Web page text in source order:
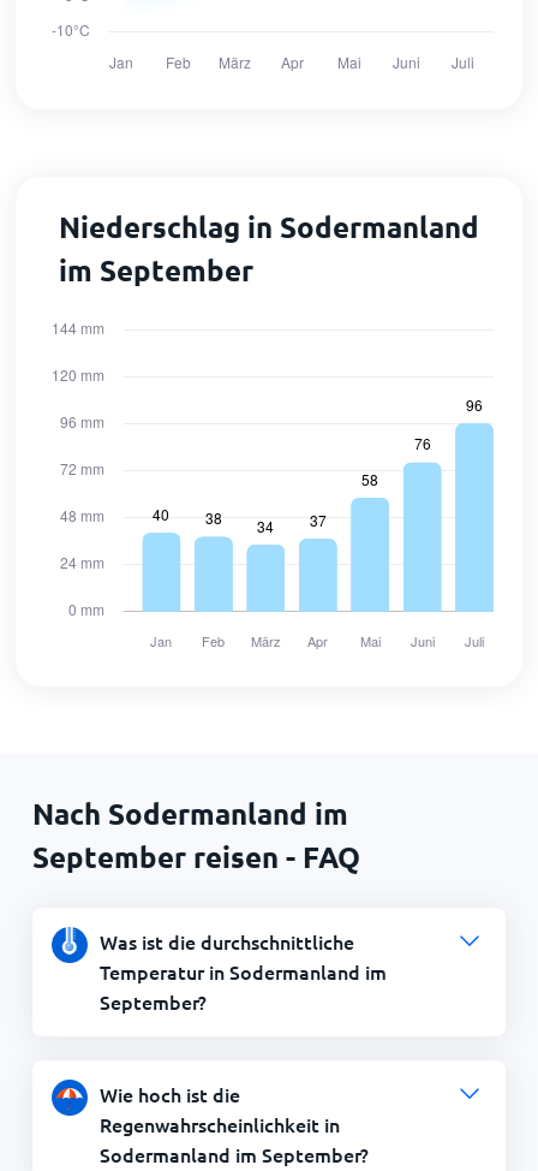
Niederschlag in Sodermanland
im September
Nach Sodermanland im
September reisen - FAQ
Was ist die durchschnittliche
Temperatur in Sodermanland im
September?
Wie hoch ist die
Regenwahrscheinlichkeit in
Sodermanland im September?